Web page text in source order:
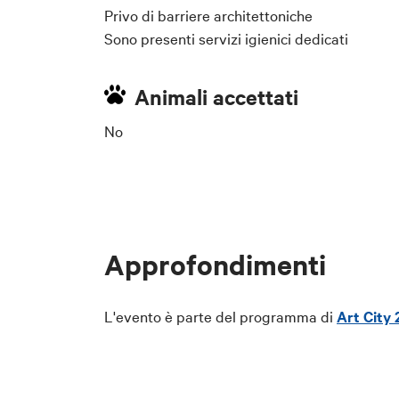
Privo di barriere architettoniche
Sono presenti servizi igienici dedicati
Animali accettati
No
Approfondimenti
L'evento è parte del programma di Art City